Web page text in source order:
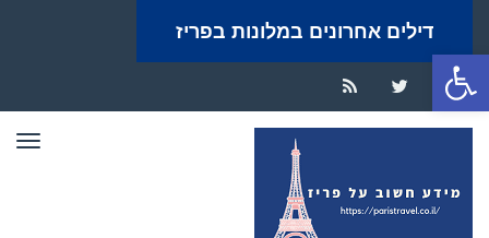
פתח סרגל נגישות
דילים אחרונים במלונות בפריז
Facebook
Twitter
RSS